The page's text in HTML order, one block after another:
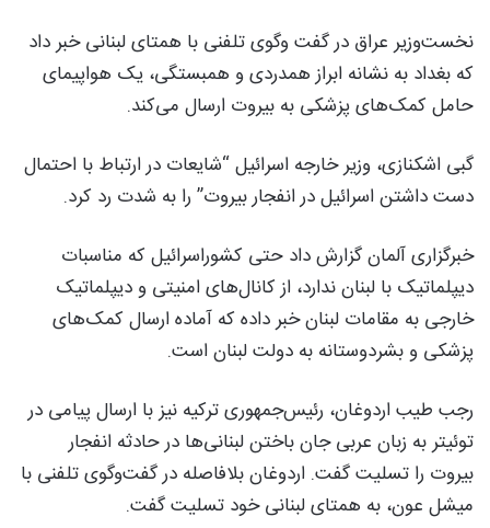
نخست‌وزیر عراق در گفت وگوی تلفنی با همتای لبنانی خبر داد
که بغداد به نشانه ابراز همدردی و همبستگی، یک هواپیمای
حامل کمک‌های پزشکی به بیروت ارسال می‌کند.
گبی اشکنازی، وزیر خارجه اسرائیل “شایعات در ارتباط با احتمال
دست داشتن اسرائیل در انفجار بیروت” را به شدت رد کرد.
خبرگزاری آلمان گزارش داد حتی کشوراسرائیل که مناسبات
دیپلماتیک با لبنان ندارد، از کانال‌های امنیتی و دیپلماتیک
خارجی به مقامات لبنان خبر داده که آماده ارسال کمک‌های
پزشکی و بشردوستانه به دولت لبنان است.
رجب طیب اردوغان، رئیس‌جمهوری ترکیه نیز با ارسال پیامی در
توئیتر به زبان عربی جان باختن لبنانی‌ها در حادثه انفجار
بیروت را تسلیت گفت. اردوغان بلافاصله در گفت‌وگوی تلفنی با
میشل عون، به همتای لبنانی خود تسلیت گفت.